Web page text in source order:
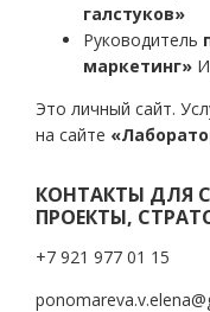
галстуков»
Руководитель
маркетинг»
Это личный сайт.
на сайте
КОНТАКТЫ ДЛЯ
ПРОЕКТЫ,
+7 921 977 01 15